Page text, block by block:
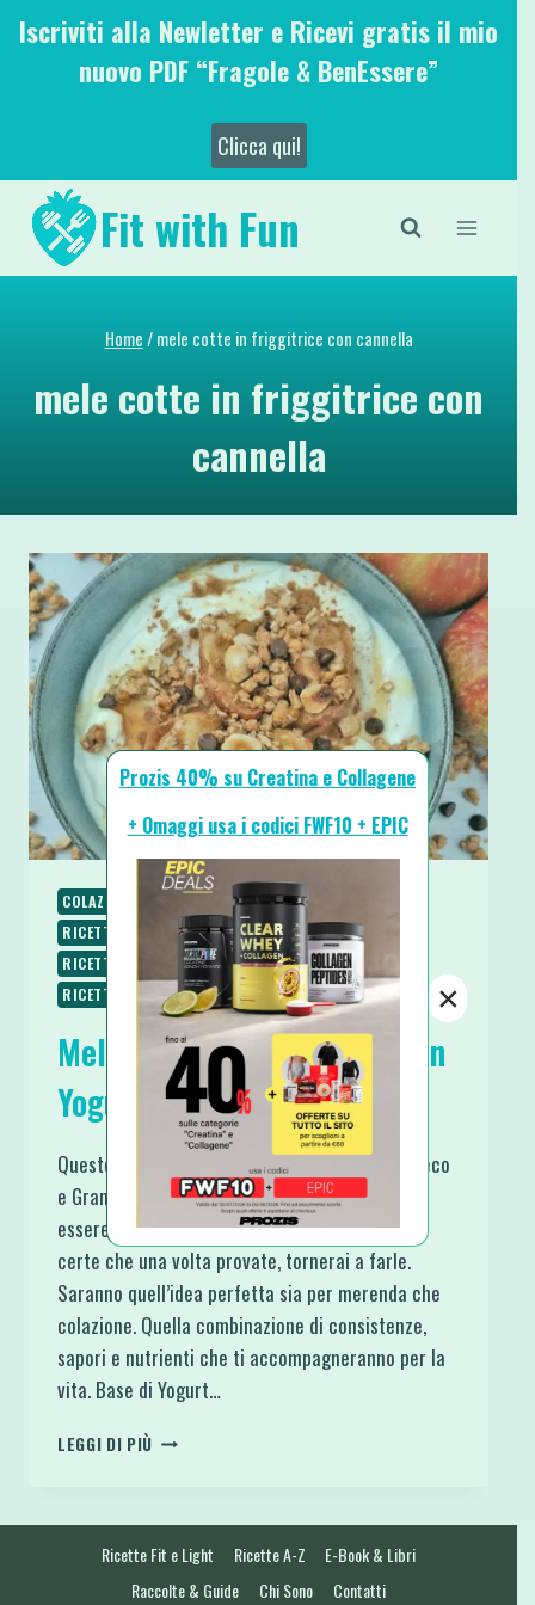
SaltaIscriviti alla Newletter e Ricevi gratis il mio
nuovo PDF “Fragole & BenEssere”
Clicca qui!
Fit with Fun
Home/ mele cotte in friggitrice con cannella
mele cotte in friggitrice con
cannella
COLAZIONE
RICETTE DOLCI
RICETTE PROTEICHE
RICETTE SENZA BURRO
RICETTE SENZA UOVA
RICETTE SENZA ZUCCHERO
RICETTE VEGETARIANE
SPUNTINI E SNACKS
Mele Cotte in Friggitrice con
Yogurt Greco e Granola
Queste Mele Cotte in Friggitrice con Yogurt Greco
e Granola non vogliono avere la presunzione di
essere considerate una ricetta Ma sono quasi
certe che una volta provate, tornerai a farle.
Saranno quell’idea perfetta sia per merenda che
colazione. Quella combinazione di consistenze,
sapori e nutrienti che ti accompagneranno per la
vita. Base di Yogurt…
LEGGI DI PIÙ MELE
YOGURT
GRECO
Ricette Fit e Light Ricette A-Z
E-Book & Libri
Raccolte & Guide
Chi Sono Contatti
Prozis 40% su Creatina e Collagene
+ Omaggi usa i codici FWF10 + EPIC
×